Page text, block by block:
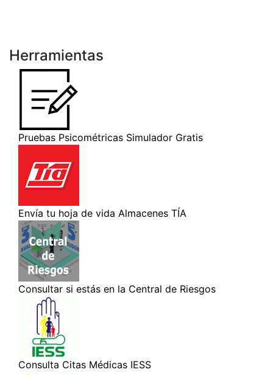
Herramientas